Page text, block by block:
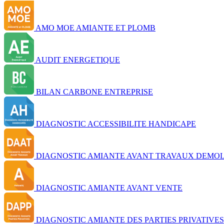
AMO MOE AMIANTE ET PLOMB
AUDIT ENERGETIQUE
BILAN CARBONE ENTREPRISE
DIAGNOSTIC ACCESSIBILITE HANDICAPE
DIAGNOSTIC AMIANTE AVANT TRAVAUX
DIAGNOSTIC AMIANTE AVANT VENTE
DIAGNOSTIC AMIANTE DES PARTIES PRIVATIVES